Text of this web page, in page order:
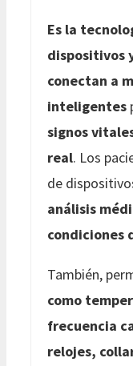
Es la
dispositivos
conectan a
inteligentes
signos
real. Los
de
análisis
condiciones
También,
como
frecuencia
relojes,